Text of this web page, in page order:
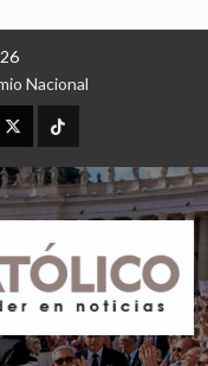
Nacional
X TikTok